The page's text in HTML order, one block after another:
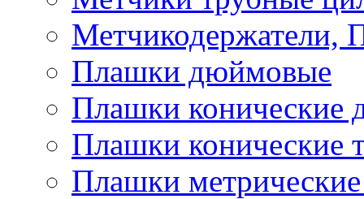
Метчикодержатели,
Плашки дюймовые
Плашки
Плашки конические
Плашки